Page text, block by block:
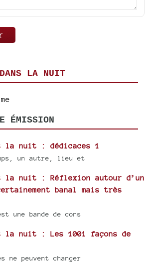
LA NUIT
ÉMISSION
la nuit : dédicaces 1
un autre, lieu et
la nuit : Réflexion autour d’un
banal mais très
une bande de cons
la nuit : Les 1001 façons de
ne peuvent changer